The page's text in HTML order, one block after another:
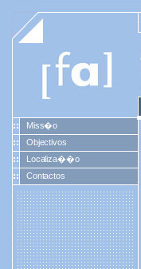
Miss�o
Objectivos
Localiza��o
Contactos